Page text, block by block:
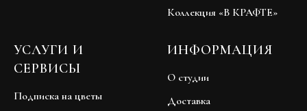
Коллекция «В КРАФТЕ»
УСЛУГИ И
СЕРВИСЫ
Подписка на цветы
ИНФОРМАЦИЯ
О студии
Доставка